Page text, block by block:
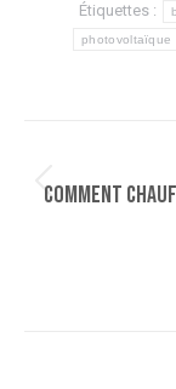
Étiquettes :
photovoltaïque
article
Comment